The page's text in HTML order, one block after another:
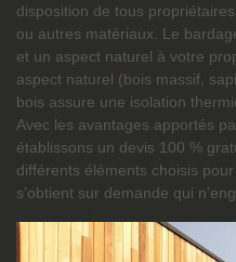
disposition de tous
ou autres matériaux. Le
et un aspect naturel à votre
aspect naturel (bois massif,
bois assure une isolation
Avec les avantages apportés
établissons un devis 100 %
différents éléments choisis
s’obtient sur demande qui